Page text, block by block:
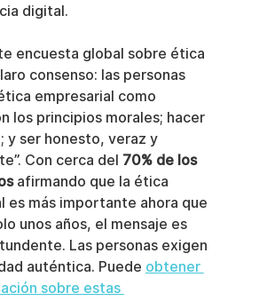
digital.
encuesta global sobre ética
consenso: las personas
empresarial como
los principios morales; hacer
y ser honesto, veraz y
Con cerca del 70% de los
afirmando que la ética
es más importante ahora que
unos años, el mensaje es
Las personas exigen
auténtica. Puede obtener
sobre estas